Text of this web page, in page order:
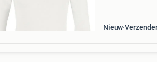
Nieuw